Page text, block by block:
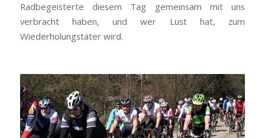
Radbegeisterte diesem Tag gemeinsam mit uns
verbracht haben, und wer Lust hat, zum
Wiederholungstäter wird.